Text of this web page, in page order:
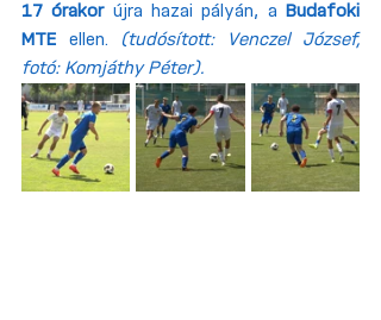
17 órakor újra hazai pályán, a
Budafoki
MTE ellen. (tudósított: Venczel József,
fotó: Komjáthy Péter).